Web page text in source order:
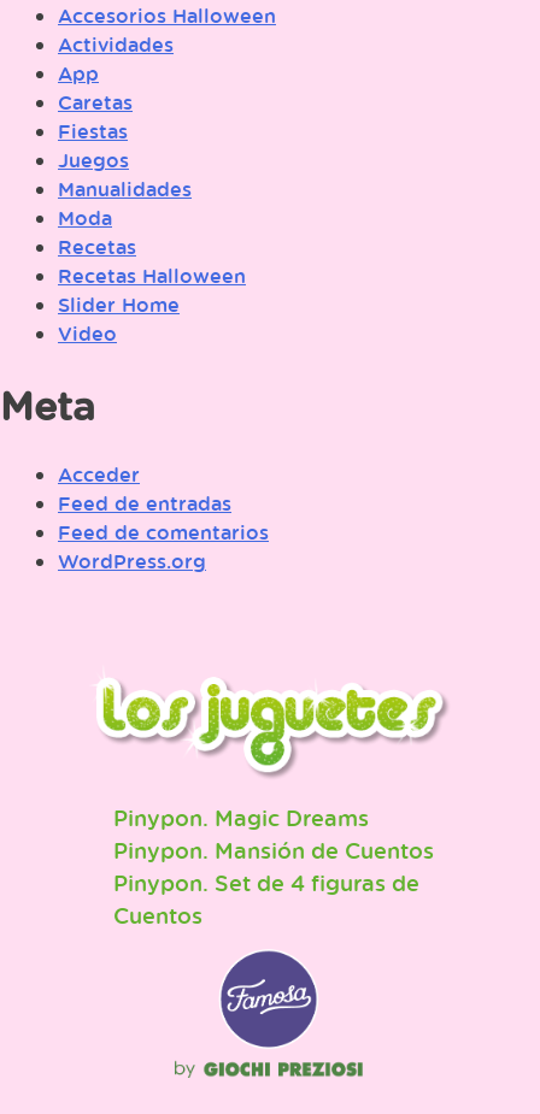
Accesorios Halloween
Actividades
App
Caretas
Fiestas
Juegos
Manualidades
Moda
Recetas
Recetas Halloween
Slider Home
Video
Meta
Acceder
Feed de entradas
Feed de comentarios
WordPress.org
Pinypon. Magic Dreams
Pinypon. Mansión de Cuentos
Pinypon. Set de 4 figuras de
Cuentos